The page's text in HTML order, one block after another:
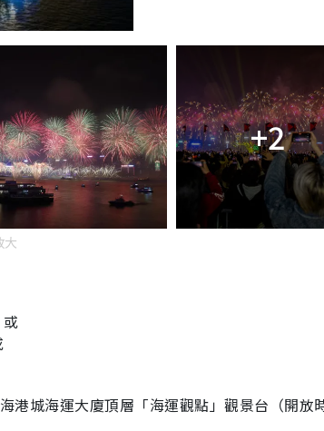
+2
大
城海運大廈頂層「海運觀點」觀景台​（開放